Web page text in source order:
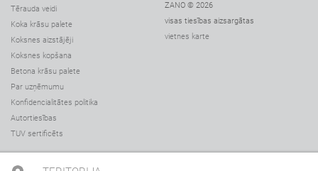
Tērauda veidi
Koka krāsu palete
Koksnes aizstājēji
Koksnes kopšana
Betona krāsu palete
Par uzņēmumu
Konfidencialitātes politika
Autortiesības
TUV sertificēts
ZANO © 2026
visas tiesības aizsargātas
vietnes karte